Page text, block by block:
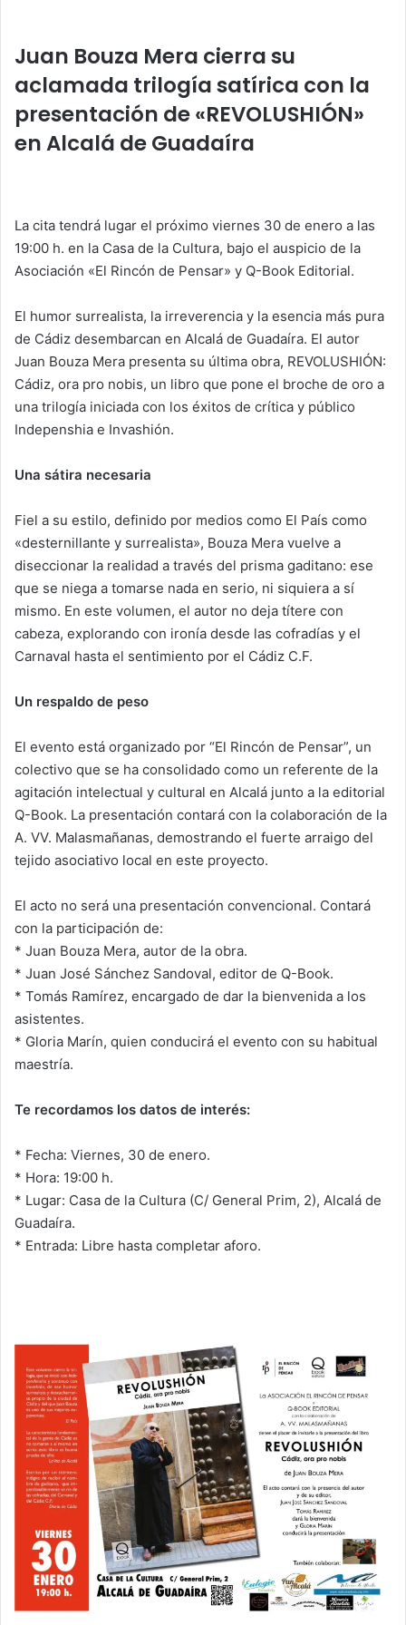
s
A
p
p
e
b
o
o
er e
dI
n
l
p
ar
tir
Juan Bouza Mera cierra su
aclamada trilogía satírica con la
presentación de «REVOLUSHIÓN»
en Alcalá de Guadaíra
La cita tendrá lugar el próximo viernes 30 de enero a las
19:00 h. en la Casa de la Cultura, bajo el auspicio de la
Asociación «El Rincón de Pensar» y Q-Book Editorial.
El humor surrealista, la irreverencia y la esencia más pura
de Cádiz desembarcan en Alcalá de Guadaíra. El autor
Juan Bouza Mera presenta su última obra, REVOLUSHIÓN:
Cádiz, ora pro nobis, un libro que pone el broche de oro a
una trilogía iniciada con los éxitos de crítica y público
Indepenshia e Invashión.
Una sátira necesaria
Fiel a su estilo, definido por medios como El País como
«desternillante y surrealista», Bouza Mera vuelve a
diseccionar la realidad a través del prisma gaditano: ese
que se niega a tomarse nada en serio, ni siquiera a sí
mismo. En este volumen, el autor no deja títere con
cabeza, explorando con ironía desde las cofradías y el
Carnaval hasta el sentimiento por el Cádiz C.F.
Un respaldo de peso
El evento está organizado por “El Rincón de Pensar”, un
colectivo que se ha consolidado como un referente de la
agitación intelectual y cultural en Alcalá junto a la editorial
Q-Book. La presentación contará con la colaboración de la
A. VV. Malasmañanas, demostrando el fuerte arraigo del
tejido asociativo local en este proyecto.
El acto no será una presentación convencional. Contará
con la participación de:
* Juan Bouza Mera, autor de la obra.
* Juan José Sánchez Sandoval, editor de Q-Book.
* Tomás Ramírez, encargado de dar la bienvenida a los
asistentes.
* Gloria Marín, quien conducirá el evento con su habitual
maestría.
Te recordamos los datos de interés:
* Fecha: Viernes, 30 de enero.
* Hora: 19:00 h.
* Lugar: Casa de la Cultura (C/ General Prim, 2), Alcalá de
Guadaíra.
* Entrada: Libre hasta completar aforo.